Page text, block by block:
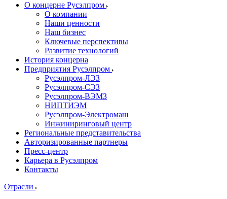
О концерне Русэлпром
О компании
Наши ценности
Наш бизнес
Ключевые перспективы
Развитие технологий
История концерна
Предприятия Русэлпром
Русэлпром-ЛЭЗ
Русэлпром-СЭЗ
Русэлпром-ВЭМЗ
НИПТИЭМ
Русэлпром-Электромаш
Инжиниринговый центр
Региональные представительства
Авторизированные партнеры
Пресс-центр
Карьера в Русэлпром
Контакты
Отрасли